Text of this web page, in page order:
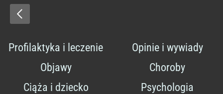
Profilaktyka i leczenie
Opinie i wywiady
Objawy
Choroby
Ciąża i dziecko
Psychologia